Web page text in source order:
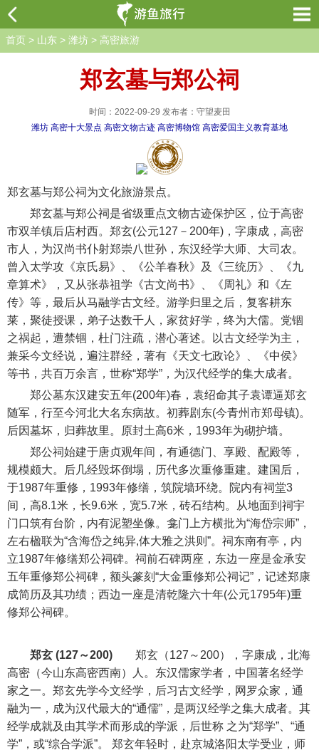
首页 > 山东 > 潍坊 > 高密旅游
郑玄墓与郑公祠
时间：2022-09-29 发布者：守望麦田
潍坊 高密十大景点 高密文物古迹 高密博物馆 高密爱国主义教育基地
郑玄墓与郑公祠为文化旅游景点。
郑玄墓与郑公祠是省级重点文物古迹保护区，位于高密
市双羊镇后店村西。郑玄(公元127－200年)，字康成，高密
市人，为汉尚书仆射郑崇八世孙，东汉经学大师、大司农。
曾入太学攻《京氏易》、《公羊春秋》及《三统历》、《九
章算术》，又从张恭祖学《古文尚书》、《周礼》和《左
传》等，最后从马融学古文经。游学归里之后，复客耕东
莱，聚徒授课，弟子达数千人，家贫好学，终为大儒。党锢
之祸起，遭禁锢，杜门注疏，潜心著述。以古文经学为主，
兼采今文经说，遍注群经，著有《天文七政论》、《中侯》
等书，共百万余言，世称“郑学”，为汉代经学的集大成者。
郑公墓东汉建安五年(200年)春，袁绍命其子袁谭逼郑玄
随军，行至今河北大名东病故。初葬剧东(今青州市郑母镇)。
后因墓坏，归葬故里。原封土高6米，1993年为砌护墙。
郑公祠始建于唐贞观年间，有通德门、享殿、配殿等，
规模颇大。后几经毁坏倒塌，历代多次重修重建。建国后，
于1987年重修，1993年修缮，筑院墙环绕。院内有祠堂3
间，高8.1米，长9.6米，宽5.7米，砖石结构。从地面到祠宇
门口筑有台阶，内有泥塑坐像。龛门上方横批为“海岱宗师”，
左右楹联为“含海岱之纯异,体大雅之洪则”。祠东南有亭，内
立1987年修缮郑公祠碑。祠前石碑两座，东边一座是金承安
五年重修郑公祠碑，额头篆刻“大金重修郑公祠记”，记述郑康
成简历及其功绩；西边一座是清乾隆六十年(公元1795年)重
修郑公祠碑。
郑玄 (127～200) 郑玄（127～200），字康成，北海
高密（今山东高密西南）人。东汉儒家学者，中国著名经学
家之一。郑玄先学今文经学，后习古文经学，网罗众家，通
融为一，成为汉代最大的“通儒”，是两汉经学之集大成者。其
经学成就及由其学术而形成的学派，后世称 之为“郑学”、“通
学”，或“综合学派”。 郑玄年轻时，赴京城洛阳太学受业，师